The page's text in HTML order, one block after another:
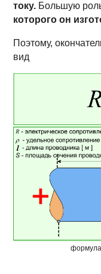
току. Большую
которого он
Поэтому,
вид
формула